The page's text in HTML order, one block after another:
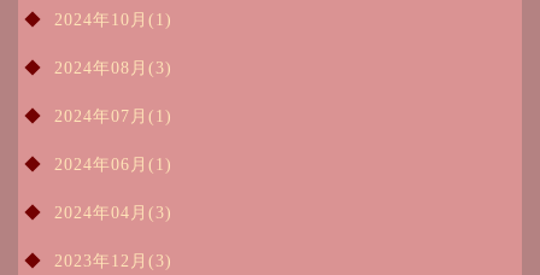
2024年10月(1)
2024年08月(3)
2024年07月(1)
2024年06月(1)
2024年04月(3)
2023年12月(3)